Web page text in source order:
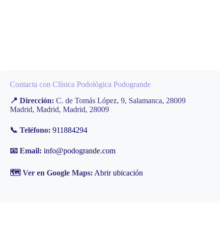
Contacta con Clínica Podológica Podogrande
📍 Dirección: C. de Tomás López, 9, Salamanca, 28009
Madrid, Madrid, Madrid, 28009
📞 Teléfono: 911884294
📧 Email: info@podogrande.com
🗺️ Ver en Google Maps: Abrir ubicación